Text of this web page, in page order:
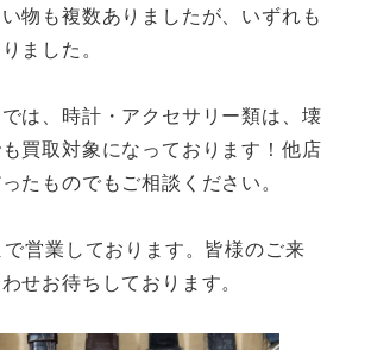
物も複数ありましたが、いずれも
ました。
は、時計・アクセサリー類は、壊
買取対象になっております！他店
たものでもご相談ください。
営業しております。皆様のご来
せお待ちしております。